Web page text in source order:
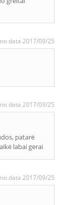
data 2017/09/25
data 2017/09/25
patarė
labai gerai
data 2017/09/25